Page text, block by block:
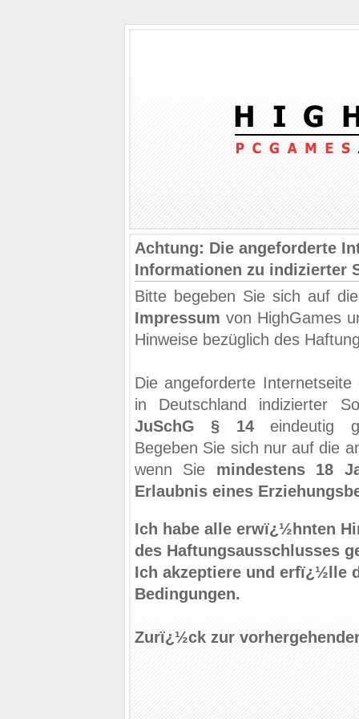
Achtung: Die angeforderte
Informationen zu indizierter
Bitte begeben Sie sich auf
Impressum von HighGames
Hinweise bezüglich des
Die angeforderte
in Deutschland indizierter
JuSchG § 14eindeutig
Begeben Sie sich nur auf die
wenn Sie mindestens 18
Erlaubnis eines
Ich habe alle erwï¿½hnten
des Haftungsausschlusses
Ich akzeptiere und erfï¿½lle
Bedingungen.
Zurï¿½ck zur